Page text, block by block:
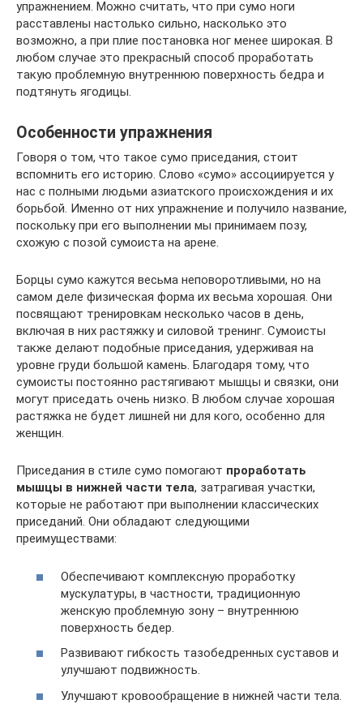
упражнением. Можно считать, что при сумо ноги
расставлены настолько сильно, насколько это
возможно, а при плие постановка ног менее широкая. В
любом случае это прекрасный способ проработать
такую проблемную внутреннюю поверхность бедра и
подтянуть ягодицы.
Особенности упражнения
Говоря о том, что такое сумо приседания, стоит
вспомнить его историю. Слово «сумо» ассоциируется у
нас с полными людьми азиатского происхождения и их
борьбой. Именно от них упражнение и получило название,
поскольку при его выполнении мы принимаем позу,
схожую с позой сумоиста на арене.
Борцы сумо кажутся весьма неповоротливыми, но на
самом деле физическая форма их весьма хорошая. Они
посвящают тренировкам несколько часов в день,
включая в них растяжку и силовой тренинг. Сумоисты
также делают подобные приседания, удерживая на
уровне груди большой камень. Благодаря тому, что
сумоисты постоянно растягивают мышцы и связки, они
могут приседать очень низко. В любом случае хорошая
растяжка не будет лишней ни для кого, особенно для
женщин.
Приседания в стиле сумо помогают проработать
мышцы в нижней части тела, затрагивая участки,
которые не работают при выполнении классических
приседаний. Они обладают следующими
преимуществами:
Обеспечивают комплексную проработку
мускулатуры, в частности, традиционную
женскую проблемную зону – внутреннюю
поверхность бедер.
Развивают гибкость тазобедренных суставов и
улучшают подвижность.
Улучшают кровообращение в нижней части тела.